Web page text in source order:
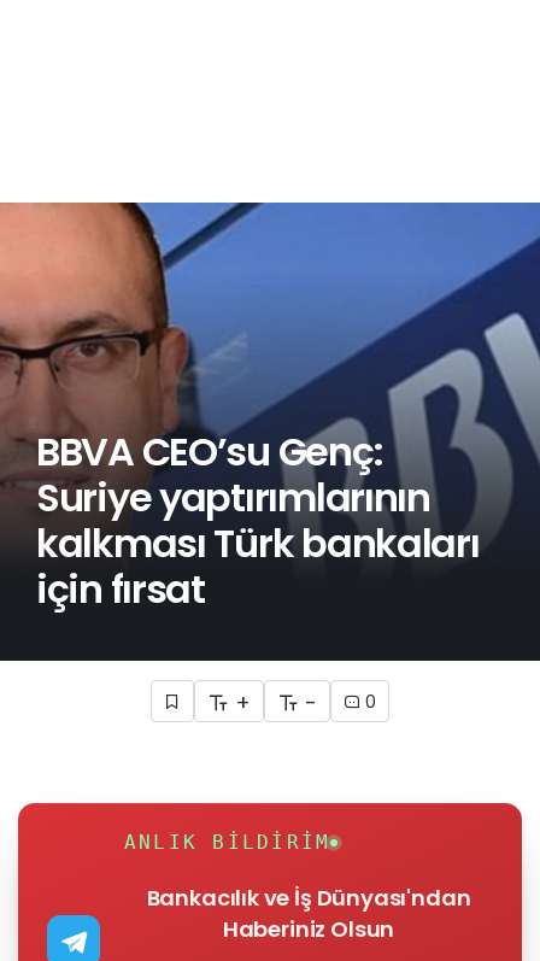
BBVA CEO’su Genç:
Suriye yaptırımlarının
kalkması Türk bankaları
için fırsat
+ - 0
ANLIK BILDIRIM
Bankacılık ve İş Dünyası'ndan
Haberiniz Olsun